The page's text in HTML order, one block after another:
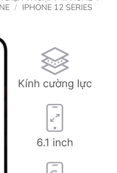
/ IPHONE 12 SERIES